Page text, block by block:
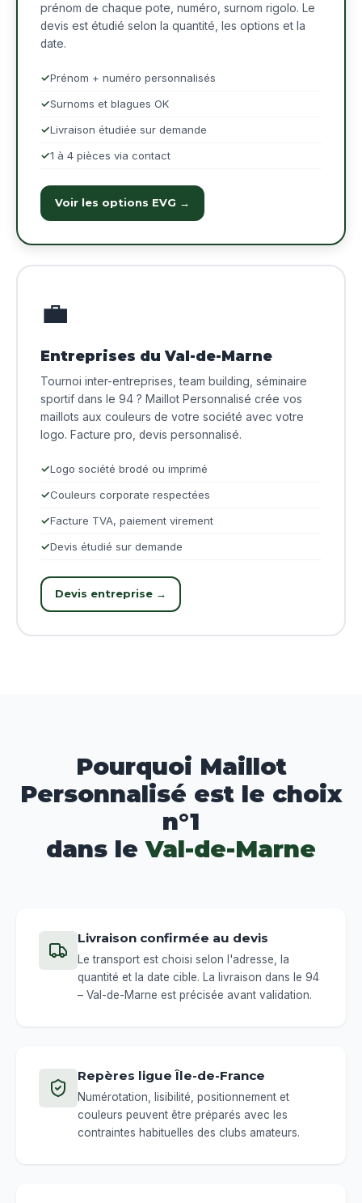
prénom de chaque pote, numéro, surnom rigolo. Le
devis est étudié selon la quantité, les options et la
date.
Prénom + numéro personnalisés
Surnoms et blagues OK
Livraison étudiée sur demande
1 à 4 pièces via contact
Voir les options EVG →
💼
Entreprises du Val-de-Marne
Tournoi inter-entreprises, team building, séminaire
sportif dans le 94 ? Maillot Personnalisé crée vos
maillots aux couleurs de votre société avec votre
logo. Facture pro, devis personnalisé.
Logo société brodé ou imprimé
Couleurs corporate respectées
Facture TVA, paiement virement
Devis étudié sur demande
Devis entreprise →
Pourquoi Maillot
Personnalisé est le choix
n°1
dans leVal-de-Marne
Livraison confirmée au devis
Le transport est choisi selon l'adresse, la
quantité et la date cible. La livraison dans le 94
– Val-de-Marne est précisée avant validation.
Repères ligue Île-de-France
Numérotation, lisibilité, positionnement et
couleurs peuvent être préparés avec les
contraintes habituelles des clubs amateurs.